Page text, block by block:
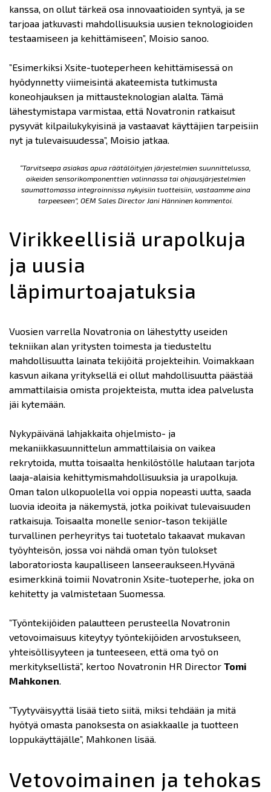
kanssa, on ollut tärkeä osa innovaatioiden syntyä, ja se
tarjoaa jatkuvasti mahdollisuuksia uusien teknologioiden
testaamiseen ja kehittämiseen”, Moisio sanoo.
”Esimerkiksi Xsite-tuoteperheen kehittämisessä on
hyödynnetty viimeisintä akateemista tutkimusta
koneohjauksen ja mittausteknologian alalta. Tämä
lähestymistapa varmistaa, että Novatronin ratkaisut
pysyvät kilpailukykyisinä ja vastaavat käyttäjien tarpeisiin
nyt ja tulevaisuudessa”, Moisio jatkaa.
“Tarvitseepa asiakas apua räätälöityjen järjestelmien suunnittelussa,
oikeiden sensorikomponenttien valinnassa tai ohjausjärjestelmien
saumattomassa integroinnissa nykyisiin tuotteisiin, vastaamme aina
tarpeeseen”, OEM Sales Director Jani Hänninen kommentoi.
Virikkeellisiä urapolkuja
ja uusia
läpimurtoajatuksia
Vuosien varrella Novatronia on lähestytty useiden
tekniikan alan yritysten toimesta ja tiedusteltu
mahdollisuutta lainata tekijöitä projekteihin. Voimakkaan
kasvun aikana yrityksellä ei ollut mahdollisuutta päästää
ammattilaisia omista projekteista, mutta idea palvelusta
jäi kytemään.
Nykypäivänä lahjakkaita ohjelmisto- ja
mekaniikkasuunnittelun ammattilaisia on vaikea
rekrytoida, mutta toisaalta henkilöstölle halutaan tarjota
laaja-alaisia kehittymismahdollisuuksia ja urapolkuja.
Oman talon ulkopuolella voi oppia nopeasti uutta, saada
luovia ideoita ja näkemystä, jotka poikivat tulevaisuuden
ratkaisuja. Toisaalta monelle senior-tason tekijälle
turvallinen perheyritys tai tuotetalo takaavat mukavan
työyhteisön, jossa voi nähdä oman työn tulokset
laboratoriosta kaupalliseen lanseeraukseen.Hyvänä
esimerkkinä toimii Novatronin Xsite-tuoteperhe, joka on
kehitetty ja valmistetaan Suomessa.
”Työntekijöiden palautteen perusteella Novatronin
vetovoimaisuus kiteytyy työntekijöiden arvostukseen,
yhteisöllisyyteen ja tunteeseen, että oma työ on
merkityksellistä”, kertoo Novatronin HR Director Tomi
Mahkonen.
”Tyytyväisyyttä lisää tieto siitä, miksi tehdään ja mitä
hyötyä omasta panoksesta on asiakkaalle ja tuotteen
loppukäyttäjälle”, Mahkonen lisää.
Vetovoimainen ja tehokas